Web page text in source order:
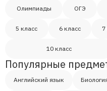
Олимпиады ОГЭ
5 класс 6 класс 7
10 класс
Популярные
Английский язык